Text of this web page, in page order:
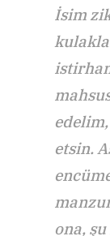
İsim
etsin.
ona,